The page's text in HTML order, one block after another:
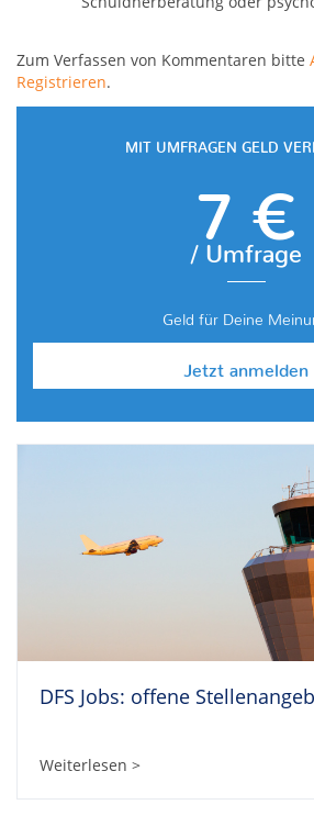
Zum Verfassen von Kommentaren bitte
Registrieren.
MIT UMFRAGEN GELD
7 €
/ Umfrage
Geld für Deine
Jetzt anmelden
DFS Jobs: offene
Weiterlesen >